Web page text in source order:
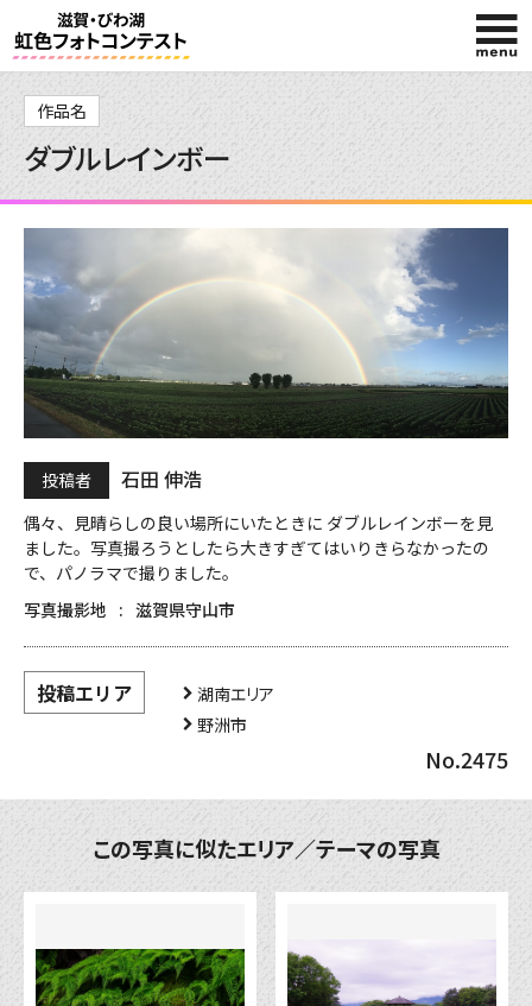
HOME
入賞作品
作品名
ダブルレインボー
投稿者 石田 伸浩
偶々、見晴らしの良い場所にいたときに ダブルレインボーを見
ました。写真撮ろうとしたら大きすぎてはいりきらなかったの
で、パノラマで撮りました。
写真撮影地
滋賀県守山市
投稿エリア
湖南エリア
野洲市
No.2475
この写真に似たエリア／テーマの写真